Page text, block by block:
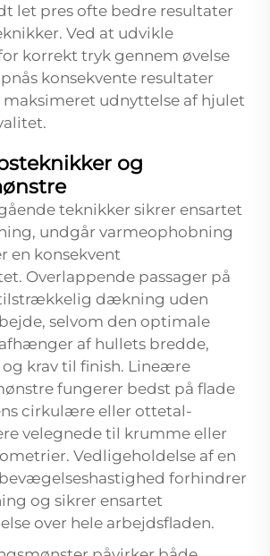
let pres ofte bedre resultater
Ved at udvikle
korrekt tryk gennem øvelse
konsekvente resultater
udnyttelse af hjulet
og
teknikker sikrer ensartet
undgår varmeophobning
en konsekvent
Overlappende passager på
tilstrækkelig dækning uden
selvom den optimale
af hullets bredde,
krav til finish. Lineære
fungerer bedst på flade
cirkulære eller ottetal-
velegnede til krumme eller
Vedligeholdelse af en
forhindrer
og sikrer ensartet
over hele arbejdsfladen.